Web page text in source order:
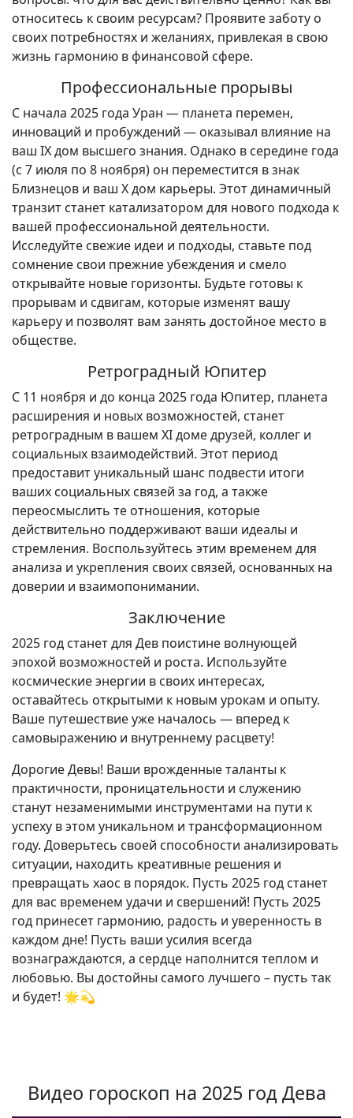
относитесь к своим ресурсам? Проявите заботу о
своих потребностях и желаниях, привлекая в свою
жизнь гармонию в финансовой сфере.
Профессиональные прорывы
С начала 2025 года Уран — планета перемен,
инноваций и пробуждений — оказывал влияние на
ваш IX дом высшего знания. Однако в середине года
(с 7 июля по 8 ноября) он переместится в знак
Близнецов и ваш X дом карьеры. Этот динамичный
транзит станет катализатором для нового подхода к
вашей профессиональной деятельности.
Исследуйте свежие идеи и подходы, ставьте под
сомнение свои прежние убеждения и смело
открывайте новые горизонты. Будьте готовы к
прорывам и сдвигам, которые изменят вашу
карьеру и позволят вам занять достойное место в
обществе.
Ретроградный Юпитер
С 11 ноября и до конца 2025 года Юпитер, планета
расширения и новых возможностей, станет
ретроградным в вашем XI доме друзей, коллег и
социальных взаимодействий. Этот период
предоставит уникальный шанс подвести итоги
ваших социальных связей за год, а также
переосмыслить те отношения, которые
действительно поддерживают ваши идеалы и
стремления. Воспользуйтесь этим временем для
анализа и укрепления своих связей, основанных на
доверии и взаимопонимании.
Заключение
2025 год станет для Дев поистине волнующей
эпохой возможностей и роста. Используйте
космические энергии в своих интересах,
оставайтесь открытыми к новым урокам и опыту.
Ваше путешествие уже началось — вперед к
самовыражению и внутреннему расцвету!
Дорогие Девы! Ваши врожденные таланты к
практичности, проницательности и служению
станут незаменимыми инструментами на пути к
успеху в этом уникальном и трансформационном
году. Доверьтесь своей способности анализировать
ситуации, находить креативные решения и
превращать хаос в порядок. Пусть 2025 год станет
для вас временем удачи и свершений! Пусть 2025
год принесет гармонию, радость и уверенность в
каждом дне! Пусть ваши усилия всегда
вознаграждаются, а сердце наполнится теплом и
любовью. Вы достойны самого лучшего – пусть так
и будет! 🌟💫
Видео гороскоп на 2025 год Дева